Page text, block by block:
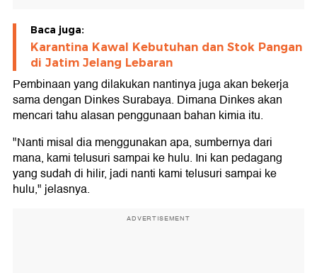
Baca juga:
Karantina Kawal Kebutuhan dan Stok Pangan
di Jatim Jelang Lebaran
Pembinaan yang dilakukan nantinya juga akan bekerja
sama dengan Dinkes Surabaya. Dimana Dinkes akan
mencari tahu alasan penggunaan bahan kimia itu.
"Nanti misal dia menggunakan apa, sumbernya dari
mana, kami telusuri sampai ke hulu. Ini kan pedagang
yang sudah di hilir, jadi nanti kami telusuri sampai ke
hulu," jelasnya.
ADVERTISEMENT